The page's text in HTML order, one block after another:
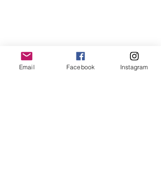
Email Facebook Instagram